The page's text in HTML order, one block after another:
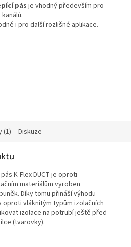
pás je vhodný především pro
i pro další rozlišné aplikace.
(1) Diskuze
K‑Flex DUCT je oproti
materiálům vyroben
Díky tomu přináší výhodu
vláknitým typům izolačních
izolace na potrubí ještě před
(tvarovky).